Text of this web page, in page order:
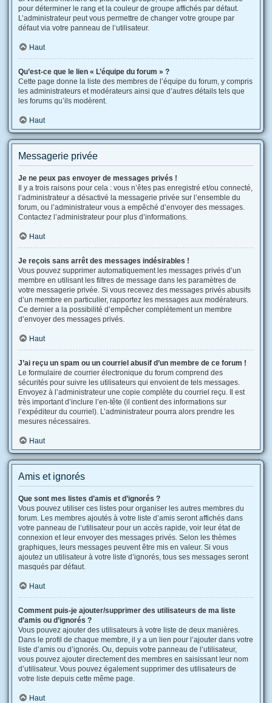
pour déterminer le rang et la couleur de groupe affichés par défaut.
L’administrateur peut vous permettre de changer votre groupe par
défaut via votre panneau de l’utilisateur.
Haut
Qu’est-ce que le lien « L’équipe du forum » ?
Cette page donne la liste des membres de l’équipe du forum, y compris
les administrateurs et modérateurs ainsi que d’autres détails tels que
les forums qu’ils modèrent.
Haut
Messagerie privée
Je ne peux pas envoyer de messages privés !
Il y a trois raisons pour cela : vous n’êtes pas enregistré et/ou connecté,
l’administrateur a désactivé la messagerie privée sur l’ensemble du
forum, ou l’administrateur vous a empêché d’envoyer des messages.
Contactez l’administrateur pour plus d’informations.
Haut
Je reçois sans arrêt des messages indésirables !
Vous pouvez supprimer automatiquement les messages privés d’un
membre en utilisant les filtres de message dans les paramètres de
votre messagerie privée. Si vous recevez des messages privés abusifs
d’un membre en particulier, rapportez les messages aux modérateurs.
Ce dernier a la possibilité d’empêcher complètement un membre
d’envoyer des messages privés.
Haut
J’ai reçu un spam ou un courriel abusif d’un membre de ce forum !
Le formulaire de courrier électronique du forum comprend des
sécurités pour suivre les utilisateurs qui envoient de tels messages.
Envoyez à l’administrateur une copie complète du courriel reçu. Il est
très important d’inclure l’en-tête (il contient des informations sur
l’expéditeur du courriel). L’administrateur pourra alors prendre les
mesures nécessaires.
Haut
Amis et ignorés
Que sont mes listes d’amis et d’ignorés ?
Vous pouvez utiliser ces listes pour organiser les autres membres du
forum. Les membres ajoutés à votre liste d’amis seront affichés dans
votre panneau de l’utilisateur pour un accès rapide, voir leur état de
connexion et leur envoyer des messages privés. Selon les thèmes
graphiques, leurs messages peuvent être mis en valeur. Si vous
ajoutez un utilisateur à votre liste d’ignorés, tous ses messages seront
masqués par défaut.
Haut
Comment puis-je ajouter/supprimer des utilisateurs de ma liste
d’amis ou d’ignorés ?
Vous pouvez ajouter des utilisateurs à votre liste de deux manières.
Dans le profil de chaque membre, il y a un lien pour l’ajouter dans votre
liste d’amis ou d’ignorés. Ou, depuis votre panneau de l’utilisateur,
vous pouvez ajouter directement des membres en saisissant leur nom
d’utilisateur. Vous pouvez également supprimer des utilisateurs de
votre liste depuis cette même page.
Haut